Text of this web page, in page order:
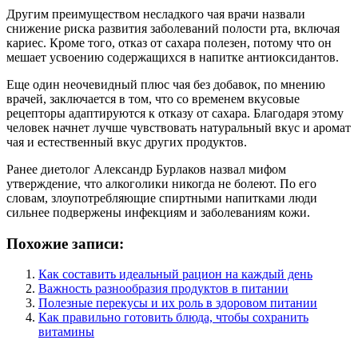
Другим преимуществом несладкого чая врачи назвали
снижение риска развития заболеваний полости рта, включая
кариес. Кроме того, отказ от сахара полезен, потому что он
мешает усвоению содержащихся в напитке антиоксидантов.
Еще один неочевидный плюс чая без добавок, по мнению
врачей, заключается в том, что со временем вкусовые
рецепторы адаптируются к отказу от сахара. Благодаря этому
человек начнет лучше чувствовать натуральный вкус и аромат
чая и естественный вкус других продуктов.
Ранее диетолог Александр Бурлаков назвал мифом
утверждение, что алкоголики никогда не болеют. По его
словам, злоупотребляющие спиртными напитками люди
сильнее подвержены инфекциям и заболеваниям кожи.
Похожие записи:
Как составить идеальный рацион на каждый день
Важность разнообразия продуктов в питании
Полезные перекусы и их роль в здоровом питании
Как правильно готовить блюда, чтобы сохранить
витамины